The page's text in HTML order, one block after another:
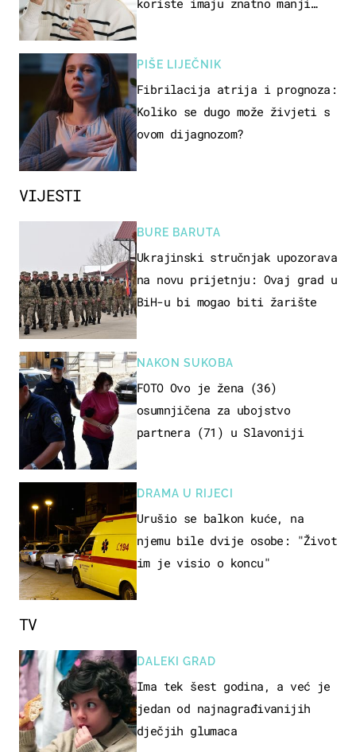
VIJESTI
BURE BARUTA
Ukrajinski stručnjak upozorava
na novu prijetnju: Ovaj grad u
BiH-u bi mogao biti žarište
NAKON SUKOBA
FOTO Ovo je žena (36)
osumnjičena za ubojstvo
partnera (71) u Slavoniji
DRAMA U RIJECI
Urušio se balkon kuće, na
njemu bile dvije osobe: "Život
im je visio o koncu"
koriste imaju znatno manji
PIŠE LIJEČNIK
Fibrilacija atrija i prognoza:
Koliko se dugo može živjeti s
ovom dijagnozom?
TV
DALEKI GRAD
Ima tek šest godina, a već je
jedan od najnagrađivanijih
dječjih glumaca